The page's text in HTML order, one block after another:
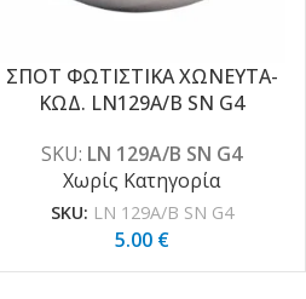
ΣΠΟΤ ΦΩΤΙΣΤΙΚΑ ΧΩΝΕΥΤΑ-
ΚΩΔ. LN129A/B SN G4
SKU: LN 129A/B SN G4
Χωρίς Κατηγορία
SKU: LN 129A/B SN G4
5.00 €